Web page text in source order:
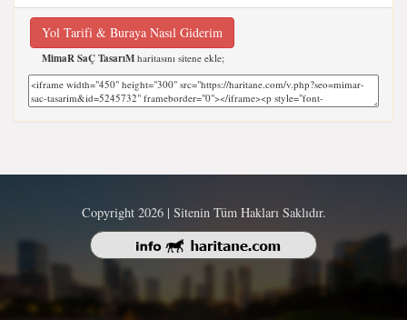
Yol Tarifi & Buraya Nasıl Giderim
MimaR SaÇ TasarıM haritasını sitene ekle;
Copyright 2026 | Sitenin Tüm Hakları Saklıdır.